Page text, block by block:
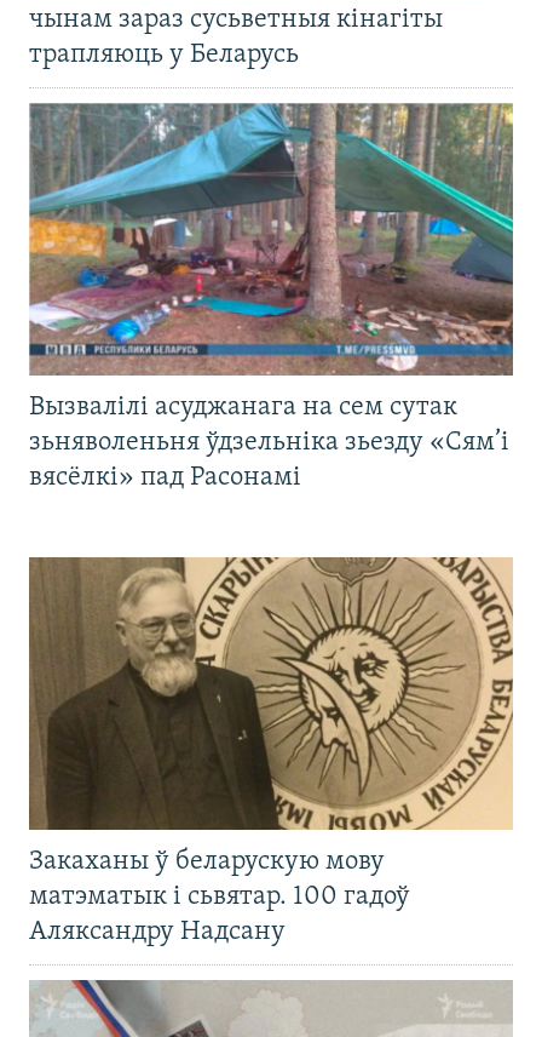
чынам зараз сусьветныя кінагіты
трапляюць у Беларусь
Вызвалілі асуджанага на сем сутак
зьняволеньня ўдзельніка зьезду «Сям’і
вясёлкі» пад Расонамі
Закаханы ў беларускую мову
матэматык і сьвятар. 100 гадоў
Аляксандру Надсану